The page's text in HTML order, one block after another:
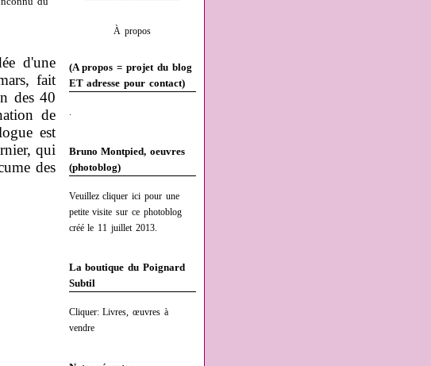
À propos
(A propos = projet du blog
ET adresse pour contact)
.
Bruno Montpied, oeuvres
(photoblog)
Veuillez cliquer ici pour une
petite visite sur ce photoblog
créé le 11 juillet 2013.
La boutique du Poignard
Subtil
Cliquer: Livres, œuvres à
vendre
d'une
fait
des 40
de
est
qui
des